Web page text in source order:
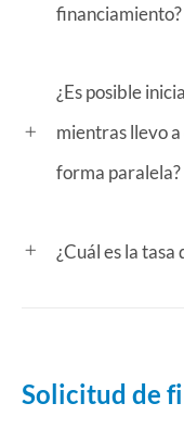
financiamiento?
¿Es posible
mientras llevo
forma paralela?
¿Cuál es la tasa
Solicitud de